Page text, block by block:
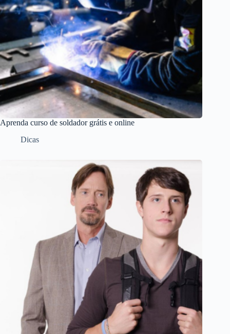
Aprenda curso de soldador grátis e online
Dicas